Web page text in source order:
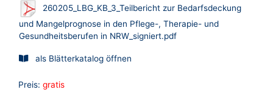
260205_LBG_KB_3_Teilbericht zur Bedarfsdeckung
und Mangelprognose in den Pflege-, Therapie- und
Gesundheitsberufen in NRW_signiert.pdf
als Blätterkatalog öffnen
Preis: gratis